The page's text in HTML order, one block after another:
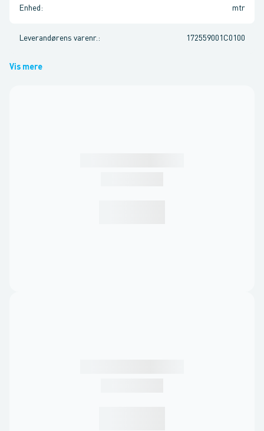
Enhed : mtr
Leverandørens varenr. : 172559001C0100
Vis mere